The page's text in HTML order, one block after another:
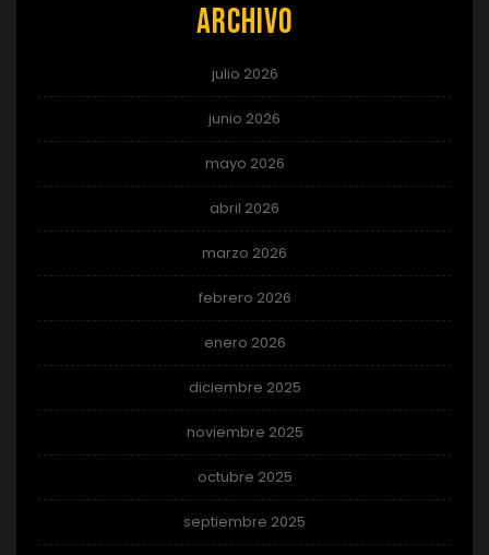
Archivo
julio 2026
junio 2026
mayo 2026
abril 2026
marzo 2026
febrero 2026
enero 2026
diciembre 2025
noviembre 2025
octubre 2025
septiembre 2025